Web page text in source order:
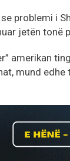
problemi i
jetën tonë
amerikan
mund